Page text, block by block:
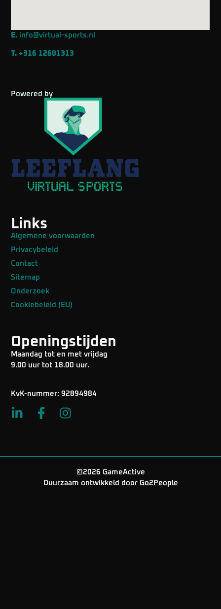
E. info@virtual-sports.nl
T. +316 12601313
Openingstijden
Maandag tot en met vrijdag
9.00 uur tot 18.00 uur.
KvK-nummer: 92894984
Links
Algemene voorwaarden
Privacybeleid
Contact
Sitemap
Onderzoek
Cookiebeleid (EU)
Powered by
©2026 GameActive
Duurzaam ontwikkeld door Go2People